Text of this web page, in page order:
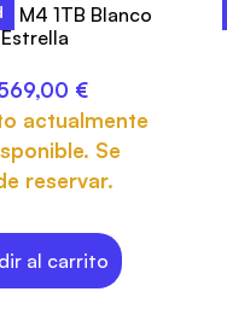
M4 1TB Blanco
Estrella
€
actualmente
Se
reservar.
al carrito